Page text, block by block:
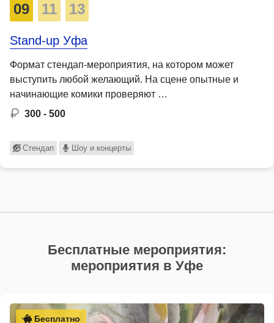
09 11 13
Stand-up Уфа
Формат стендап-мероприятия, на котором может
выступить любой желающий. На сцене опытные и
начинающие комики проверяют …
300 - 500
Стендап Шоу и концерты
Бесплатные мероприятия:
мероприятия в Уфе
Бесплатно